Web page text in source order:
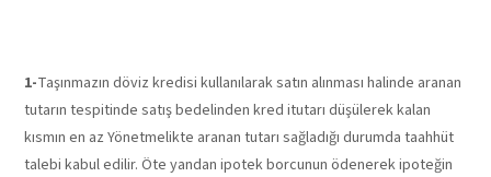
1-Taşınmazın döviz kredisi kullanılarak satın alınması halinde aranan
tutarın tespitinde satış bedelinden kred itutarı düşülerek kalan
kısmın en az Yönetmelikte aranan tutarı sağladığı durumda taahhüt
talebi kabul edilir. Öte yandan ipotek borcunun ödenerek ipoteğin